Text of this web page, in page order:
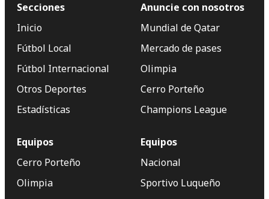
Secciones
Inicio
Fútbol Local
Fútbol Internacional
Otros Deportes
Estadísticas
Anuncie con nosotros
Mundial de Qatar
Mercado de pases
Olimpia
Cerro Porteño
Champions League
Equipos
Cerro Porteño
Olimpia
Equipos
Nacional
Sportivo Luqueño